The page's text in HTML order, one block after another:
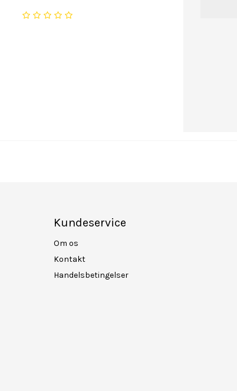
Kundeservice
Om os
Kontakt
Handelsbetingelser